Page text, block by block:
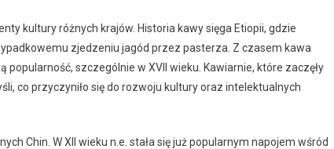
kultury różnych krajów. Historia kawy sięga Etiopii, gdzie
zjedzeniu jagód przez pasterza. Z czasem kawa
popularność, szczególnie w XVII wieku. Kawiarnie, które zaczęły
co przyczyniło się do rozwoju kultury oraz intelektualnych
Chin. W XII wieku n.e. stała się już popularnym napojem wśród